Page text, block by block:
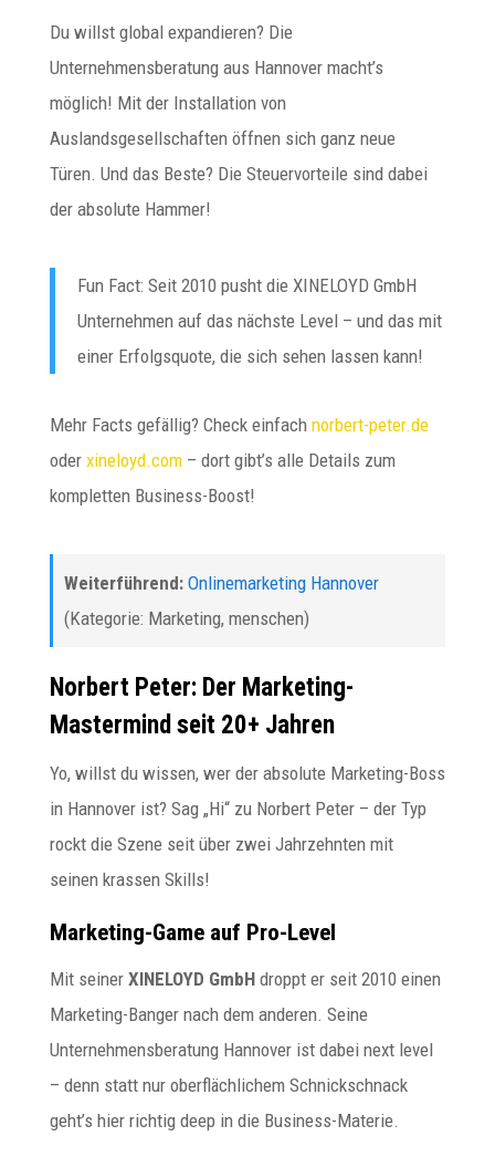
Du willst global expandieren? Die
Unternehmensberatung aus Hannover macht’s
möglich! Mit der Installation von
Auslandsgesellschaften öffnen sich ganz neue
Türen. Und das Beste? Die Steuervorteile sind dabei
der absolute Hammer!
Fun Fact: Seit 2010 pusht die XINELOYD GmbH
Unternehmen auf das nächste Level – und das mit
einer Erfolgsquote, die sich sehen lassen kann!
Mehr Facts gefällig? Check einfach norbert-peter.de
oder xineloyd.com– dort gibt’s alle Details zum
kompletten Business-Boost!
Weiterführend: Onlinemarketing Hannover
(Kategorie: Marketing, menschen)
Norbert Peter: Der Marketing-
Mastermind seit 20+ Jahren
Yo, willst du wissen, wer der absolute Marketing-Boss
in Hannover ist? Sag „Hi“ zu Norbert Peter – der Typ
rockt die Szene seit über zwei Jahrzehnten mit
seinen krassen Skills!
Marketing-Game auf Pro-Level
Mit seiner XINELOYD GmbHdroppt er seit 2010 einen
Marketing-Banger nach dem anderen. Seine
Unternehmensberatung Hannover ist dabei next level
– denn statt nur oberflächlichem Schnickschnack
geht’s hier richtig deep in die Business-Materie.